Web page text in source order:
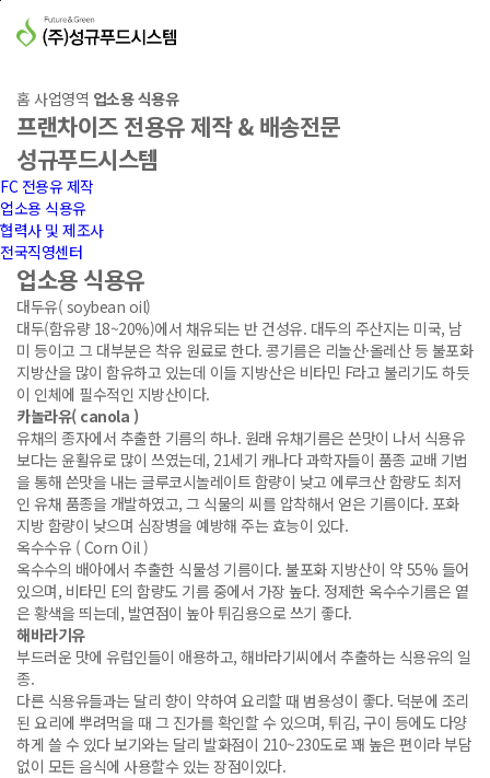
본문바로가기
프랜차이즈 전용유 제작 & 배송전문
홈 사업영역 업소용 식용유
프랜차이즈 전용유 제작 & 배송전문
성규푸드시스템
FC 전용유 제작
업소용 식용유
협력사 및 제조사
전국직영센터
업소용 식용유
대두유( soybean oil)
대두(함유량 18~20%)에서 채유되는 반 건성유. 대두의 주산지는 미국, 남
미 등이고 그 대부분은 착유 원료로 한다. 콩기름은 리놀산·올레산 등 불포화
지방산을 많이 함유하고 있는데 이들 지방산은 비타민 F라고 불리기도 하듯
이 인체에 필수적인 지방산이다.
카놀라유( canola )
유채의 종자에서 추출한 기름의 하나. 원래 유채기름은 쓴맛이 나서 식용유
보다는 윤활유로 많이 쓰였는데, 21세기 캐나다 과학자들이 품종 교배 기법
을 통해 쓴맛을 내는 글루코시놀레이트 함량이 낮고 에루크산 함량도 최저
인 유채 품종을 개발하였고, 그 식물의 씨를 압착해서 얻은 기름이다. 포화
지방 함량이 낮으며 심장병을 예방해 주는 효능이 있다.
옥수수유 ( Corn Oil )
옥수수의 배아에서 추출한 식물성 기름이다. 불포화 지방산이 약 55% 들어
있으며, 비타민 E의 함량도 기름 중에서 가장 높다. 정제한 옥수수기름은 옅
은 황색을 띄는데, 발연점이 높아 튀김용으로 쓰기 좋다.
해바라기유
부드러운 맛에 유럽인들이 애용하고, 해바라기씨에서 추출하는 식용유의 일
종.
다른 식용유들과는 달리 향이 약하여 요리할 때 범용성이 좋다. 덕분에 조리
된 요리에 뿌려먹을 때 그 진가를 확인할 수 있으며, 튀김, 구이 등에도 다양
하게 쓸 수 있다 보기와는 달리 발화점이 210~230도로 꽤 높은 편이라 부담
없이 모든 음식에 사용할수 있는 장점이있다.